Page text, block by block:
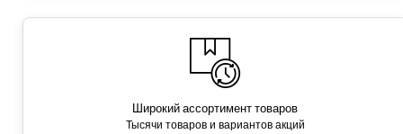
Широкий ассортимент товаров
Тысячи товаров и вариантов акций